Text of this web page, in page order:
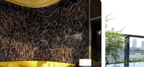
Add comparative units
Number 3